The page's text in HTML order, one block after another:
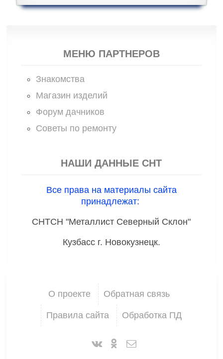
МЕНЮ ПАРТНЕРОВ
Знакомства
Магазин изделий
Форум дачников
Советы по ремонту
НАШИ ДАННЫЕ СНТ
Все права на материалы сайта
принадлежат:
СНТСН "Металлист Северный Склон"
Кузбасс г. Новокузнецк.
О проекте Обратная связь
Правила сайта Обработка ПД